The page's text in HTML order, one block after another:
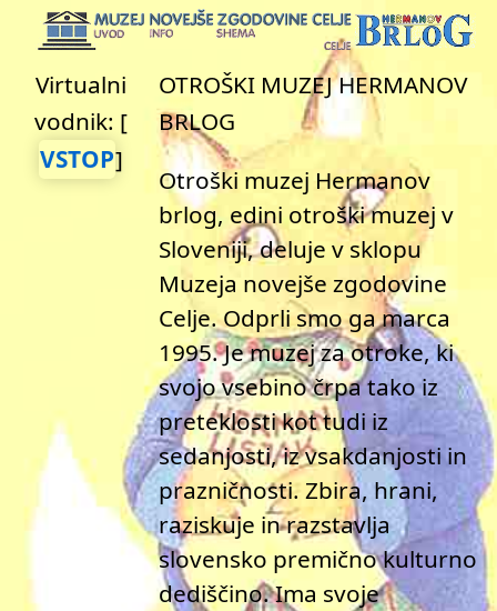
Virtualni
vodnik: [
VSTOP]
OTROŠKI MUZEJ HERMANOV
BRLOG
Otroški muzej Hermanov
brlog, edini otroški muzej v
Sloveniji, deluje v sklopu
Muzeja novejše zgodovine
Celje. Odprli smo ga marca
1995. Je muzej za otroke, ki
svojo vsebino črpa tako iz
preteklosti kot tudi iz
sedanjosti, iz vsakdanjosti in
prazničnosti. Zbira, hrani,
raziskuje in razstavlja
slovensko premično kulturno
dediščino. Ima svoje